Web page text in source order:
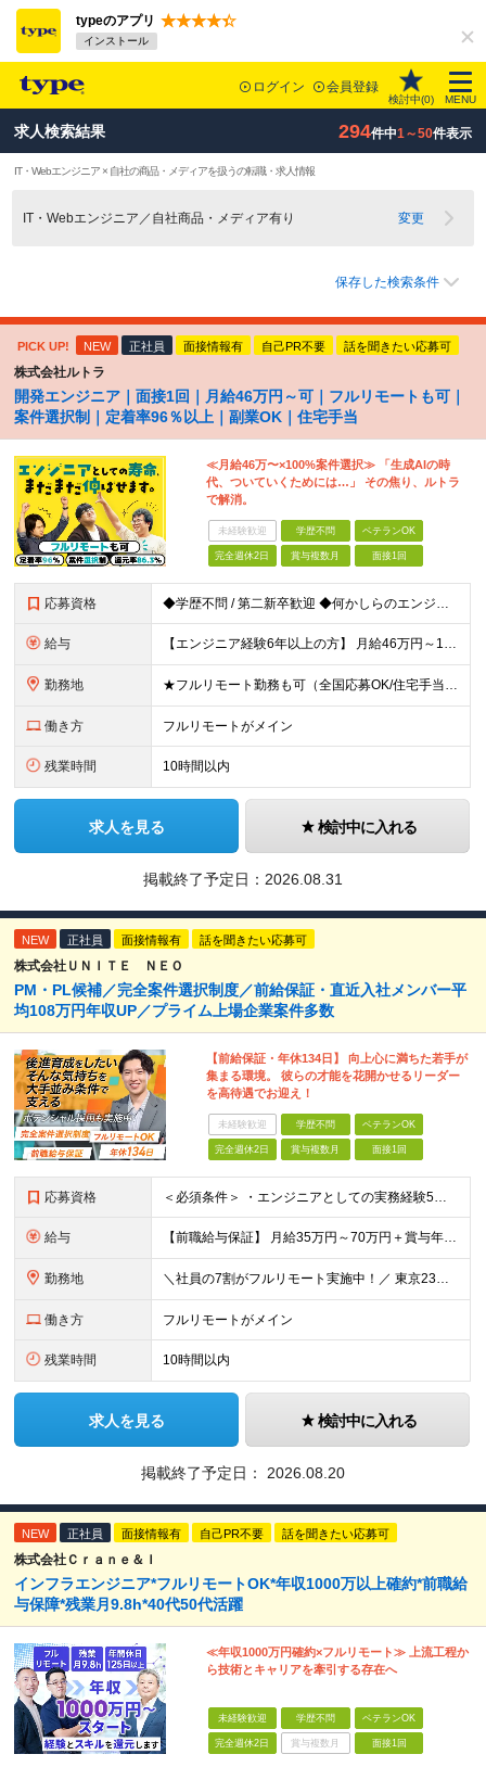
typeのアプリ
インストール
ログイン 会員登録
検討中(0) MENU
求人検索結果 294件中1～50件表示
IT・Webエンジニア × 自社の商品・メディアを扱うの転職・求人情報
IT・Webエンジニア／自社商品・メディア有り 変更
保存した検索条件
PICK UP! NEW 正社員 面接情報有 自己PR不要 話を聞きたい応募可
株式会社ルトラ
開発エンジニア｜面接1回｜月給46万円～可｜フルリモートも可｜
案件選択制｜定着率96％以上｜副業OK｜住宅手当
≪月給46万〜×100%案件選択≫ 「生成AIの時
代、ついていくためには…」 その焦り、ルトラ
で解消。
未経験歓迎 学歴不問 ベテランOK
完全週休2日 賞与複数月 面接1回
応募資格 ◆学歴不問 / 第二新卒歓迎 ◆何かしらのエンジニア経験をお持ちの方 （言語・期間・フェーズ不問） 経験浅めの方も遠慮なくご応募ください！ ■入社前Q＆A ────── ◎実力に見合った報酬が手に
給与 【エンジニア経験6年以上の方】 月給46万円～100万円（固定残業代含む） ※上記月給には月30時間分の固定残業代（月8万7,400円～月19万円）を含む。超過分は全額支給。 【エンジニア経験4年以
勤務地 ★フルリモート勤務も可（全国応募OK/住宅手当を支給します） ※案件によって常駐が必要になる場合があります。 ※希望がない限り、転勤はありません ※U・Iターン歓迎 ★ルトラの社員は全国各地で活躍中
働き方 フルリモートがメイン
残業時間 10時間以内
求人を見る 検討中に入れる
掲載終了予定日： 2026.08.31
NEW 正社員 面接情報有 話を聞きたい応募可
株式会社ＵＮＩＴＥ ＮＥＯ
PM・PL候補／完全案件選択制度／前給保証・直近入社メンバー平
均108万円年収UP／プライム上場企業案件多数
【前給保証・年休134日】 向上心に満ちた若手が
集まる環境。 彼らの才能を花開かせるリーダー
を高待遇でお迎え！
未経験歓迎 学歴不問 ベテランOK
完全週休2日 賞与複数月 面接1回
応募資格 ＜必須条件＞ ・エンジニアとしての実務経験5年以上 ＜尚可条件＞ ・PM、PL経験 ・後輩指導やチームリーダーなど、何らかのリード経験 ※リーダー未経験の方のご応募も大歓迎です！ポテンシャル採用を
給与 【前職給与保証】 月給35万円～70万円＋賞与年2回＋各種手当 ※前職の給与・スキル・経験を考慮の上、決定いたします。 ※月給には固定残業代（月30時間分／5万円～10万円）を含みます。超過分は別途
勤務地 ＼社員の7割がフルリモート実施中！／ 東京23区内など1都3県を中心としたプロジェクト先での勤務となります。 ※勤務地は希望を考慮します ≪本社≫ 東京都渋谷区恵比寿南1丁目3番7号 隅越ビル5階
働き方 フルリモートがメイン
残業時間 10時間以内
求人を見る 検討中に入れる
掲載終了予定日： 2026.08.20
NEW 正社員 面接情報有 自己PR不要 話を聞きたい応募可
株式会社Ｃｒａｎｅ＆Ｉ
インフラエンジニア*フルリモートOK*年収1000万以上確約*前職給
与保障*残業月9.8h*40代50代活躍
≪年収1000万円確約×フルリモート≫ 上流工程か
ら技術とキャリアを牽引する存在へ
未経験歓迎 学歴不問 ベテランOK
完全週休2日 賞与複数月 面接1回